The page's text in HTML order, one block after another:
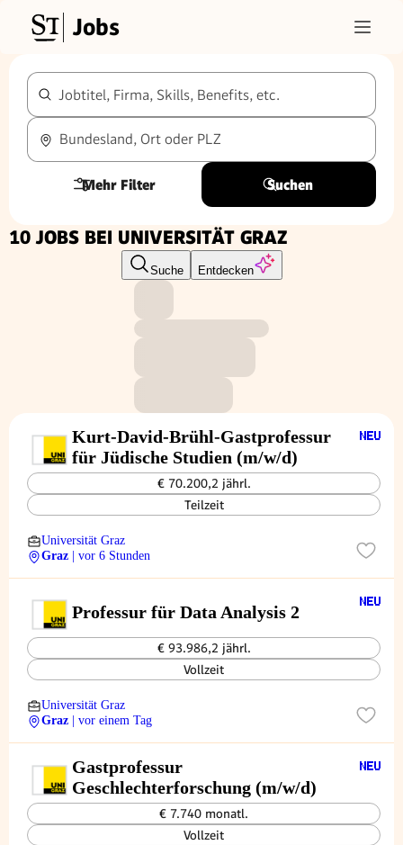
Jobs
Jobtitel, Firma, Skills, Benefits, etc.
Bundesland, Ort oder PLZ
Mehr Filter Suchen
10 JOBS BEI UNIVERSITÄT GRAZ
Suche Entdecken
Kurt-David-Brühl-Gastprofessur
für Jüdische Studien (m/w/d)
€ 70.200,2 jährl.
Teilzeit
Universität Graz
Graz
| vor 6 Stunden
Professur für Data Analysis 2
€ 93.986,2 jährl.
Vollzeit
Universität Graz
Graz
| vor einem Tag
Gastprofessur
Geschlechterforschung (m/w/d)
€ 7.740 monatl.
Vollzeit